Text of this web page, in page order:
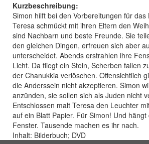
Kurzbeschreibung:
Simon hilft bei den Vorbereitungen für das
Teresa schmückt mit ihren Eltern den
sind Nachbarn und beste Freunde. Sie
den gleichen Dingen, erfreuen sich aber
unterscheidet. Abends erstrahlen ihre
Licht. Da fliegt ein Stein, Scherben fallen
der Chanukkia verlöschen. Offensichtlich
die Anderssein nicht akzeptieren. Simon
anzünden, sie sollen sich als Juden nicht
Entschlossen malt Teresa den Leuchter
auf ein Blatt Papier. Für Simon! Und
Fenster. Tausende machen es ihr nach.
Inhalt: Bilderbuch; DVD